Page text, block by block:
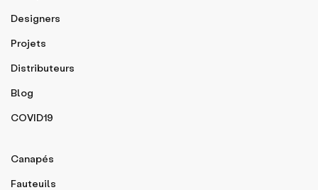
Designers
Projets
Distributeurs
Blog
COVID19
Canapés
Fauteuils